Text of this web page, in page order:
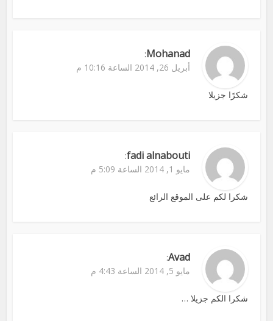
Mohanad
:
أبريل 26, 2014 الساعة 10:16 م
شكرًا جزيلا
fadi alnabouti
:
مايو 1, 2014 الساعة 5:09 م
شكرا لكم على الموقع الرائع
Avad
:
مايو 5, 2014 الساعة 4:43 م
شكرا الكم جزيلا …